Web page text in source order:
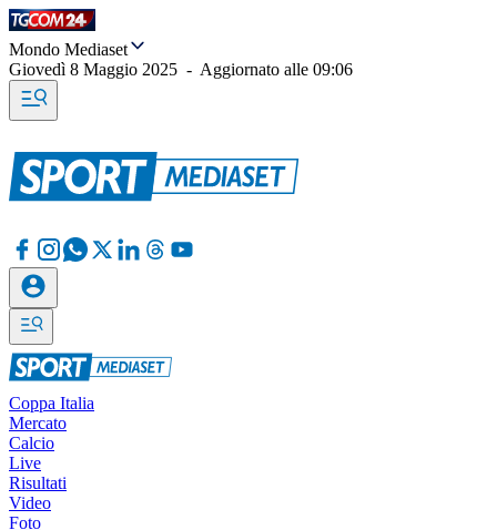
Mondo Mediaset
Giovedì 8 Maggio 2025 - Aggiornato alle 09:06
Coppa Italia
Mercato
Calcio
Live
Risultati
Video
Foto